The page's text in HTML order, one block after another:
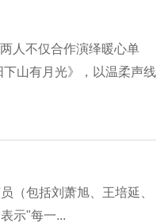
人不仅合作演绎暖心单
山有月光》，以温柔声线
（包括刘萧旭、王培延、
示"每一...